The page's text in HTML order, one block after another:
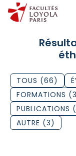
au
Recherche
pour
Rechercher
TOUS (66)
FORMATIONS
PUBLICATIONS
AUTRE (3)